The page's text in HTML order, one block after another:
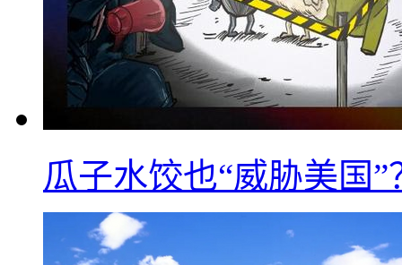
瓜子水饺也“威胁美国”